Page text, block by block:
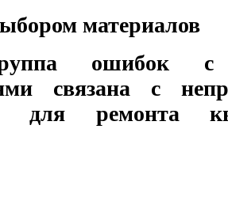
материалов
ошибок с
связана с
для ремонта